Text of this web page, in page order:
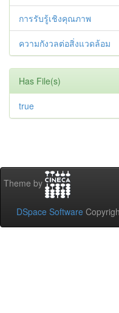
การรับรู้เชิงคุณภาพ
ความกังวลต่อสิ่งแวดล้อม
Has File(s)
true
Theme by
DSpace Software